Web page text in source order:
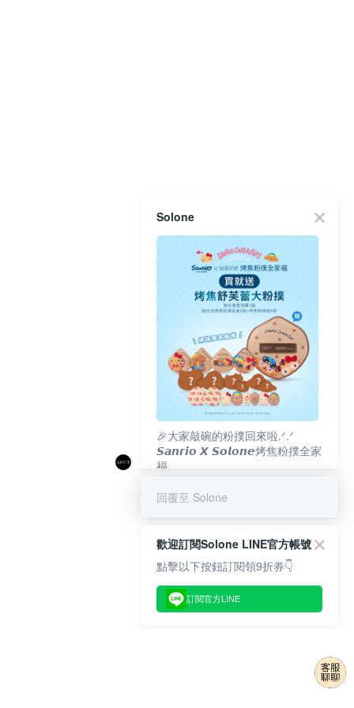
Solone
🎉大家敲碗的粉撲回來啦.ᐟ‪‪.ᐟ
𝙎𝙖𝙣𝙧𝙞𝙤 𝙓 𝙎𝙤𝙡𝙤𝙣𝙚烤焦粉撲全家
福
回覆至 Solone
歡迎訂閱Solone LINE官方帳號
點擊以下按鈕訂閱領9折券👇
訂閱官方LINE